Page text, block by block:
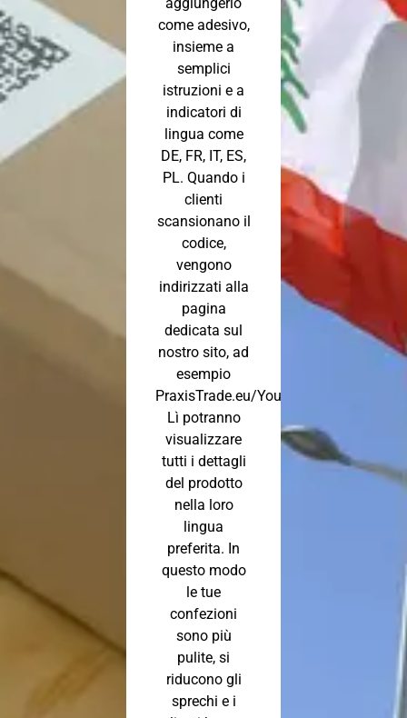
come adesivo,
insieme a
semplici
istruzioni e a
indicatori di
lingua come
DE, FR, IT, ES,
PL. Quando i
clienti
scansionano il
codice,
vengono
indirizzati alla
pagina
dedicata sul
nostro sito, ad
esempio
PraxisTrade.eu/YourCompany.
Lì potranno
visualizzare
tutti i dettagli
del prodotto
nella loro
lingua
preferita. In
questo modo
le tue
confezioni
sono più
pulite, si
riducono gli
sprechi e i